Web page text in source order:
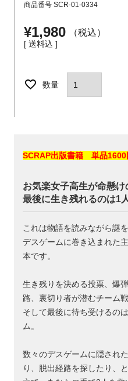
商品番号 SCR-01-0334
¥1,980 税込
送料込
SCRAP出版書籍 単品
お気楽女子高生が命懸け
最後に生き残れるのは1
これは物語を読みながら謎
デスゲームに巻き込まれた
本です。
生き残りを決める投票、爆
路、裏切り者が潜むチーム
そして最後に待ち受けるの
ム。
数々のデスゲームに隠され
り、脱出経路を探したり、